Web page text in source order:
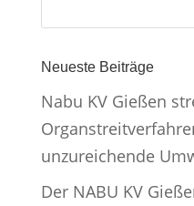
Neueste Beiträge
Nabu KV Gießen
unzureichende
Der NABU KV